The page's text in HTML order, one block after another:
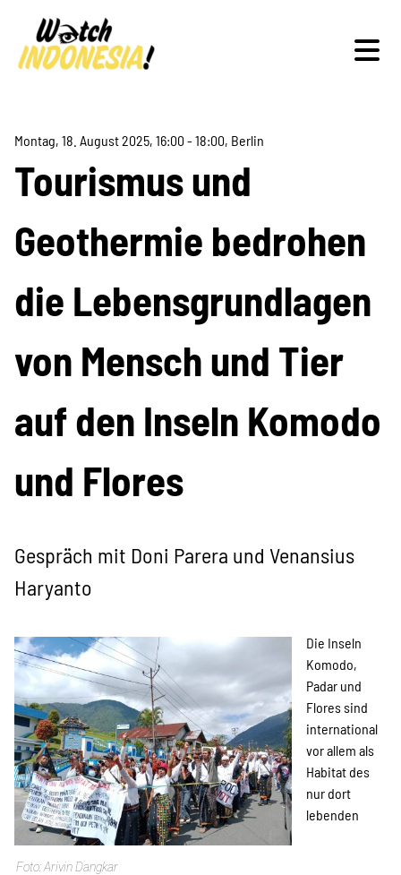
Schwerpunkte
Veranstaltungen
Veranstaltungsdokumentation
Publikationen
Projekte
Kampagne
Stellenangebote
Werde Mitglied
Newsletter abonnieren
Montag, 18. August 2025, 16:00 - 18:00, Berlin
Tourismus und
Geothermie bedrohen
die Lebensgrundlagen
von Mensch und Tier
auf den Inseln Komodo
und Flores
Gespräch mit Doni Parera und Venansius
Haryanto
Arivin Dangkar
Die Inseln
Komodo,
Padar und
Flores sind
international
vor allem als
Habitat des
nur dort
lebenden